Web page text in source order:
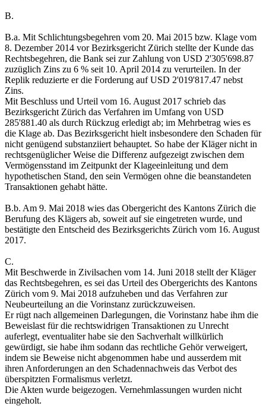
B.
B.a. Mit Schlichtungsbegehren vom 20. Mai 2015 bzw. Klage vom
8. Dezember 2014 vor Bezirksgericht Zürich stellte der Kunde das
Rechtsbegehren, die Bank sei zur Zahlung von USD 2'305'698.87
zuzüglich Zins zu 6 % seit 10. April 2014 zu verurteilen. In der
Replik reduzierte er die Forderung auf USD 2'019'817.47 nebst
Zins.
Mit Beschluss und Urteil vom 16. August 2017 schrieb das
Bezirksgericht Zürich das Verfahren im Umfang von USD
285'881.40 als durch Rückzug erledigt ab; im Mehrbetrag wies es
die Klage ab. Das Bezirksgericht hielt insbesondere den Schaden für
nicht genügend substanziiert behauptet. So habe der Kläger nicht in
rechtsgenüglicher Weise die Differenz aufgezeigt zwischen dem
Vermögensstand im Zeitpunkt der Klageeinleitung und dem
hypothetischen Stand, den sein Vermögen ohne die beanstandeten
Transaktionen gehabt hätte.
B.b. Am 9. Mai 2018 wies das Obergericht des Kantons Zürich die
Berufung des Klägers ab, soweit auf sie eingetreten wurde, und
bestätigte den Entscheid des Bezirksgerichts Zürich vom 16. August
2017.
C.
Mit Beschwerde in Zivilsachen vom 14. Juni 2018 stellt der Kläger
das Rechtsbegehren, es sei das Urteil des Obergerichts des Kantons
Zürich vom 9. Mai 2018 aufzuheben und das Verfahren zur
Neubeurteilung an die Vorinstanz zurückzuweisen.
Er rügt nach allgemeinen Darlegungen, die Vorinstanz habe ihm die
Beweislast für die rechtswidrigen Transaktionen zu Unrecht
auferlegt, eventualiter habe sie den Sachverhalt willkürlich
gewürdigt, sie habe ihm sodann das rechtliche Gehör verweigert,
indem sie Beweise nicht abgenommen habe und ausserdem mit
ihren Anforderungen an den Schadennachweis das Verbot des
überspitzten Formalismus verletzt.
Die Akten wurde beigezogen. Vernehmlassungen wurden nicht
eingeholt.